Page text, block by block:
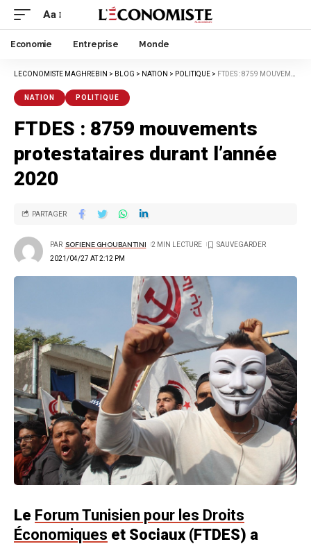
Aa
Economie Entreprise Monde
LECONOMISTE MAGHREBIN > BLOG > NATION > POLITIQUE > FTDES : 8759 MOUVEMENTS PROTESTATAIRES DURANT L’ANNÉE 2020
NATION POLITIQUE
FTDES : 8759 mouvements
protestataires durant l’année
2020
2021/04/27 AT 2:12 PM
PAR SOFIENE GHOUBANTINI 2 MIN LECTURE
PARTAGER
Le Forum Tunisien pour les Droits
Économiques et Sociaux (FTDES) a